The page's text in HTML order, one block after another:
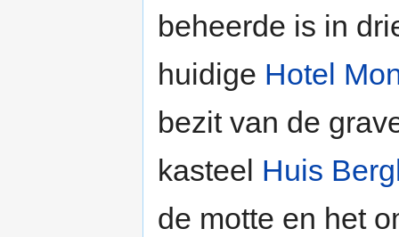
beheerde is in
huidige Hotel
bezit van de
kasteel Huis
de motte en het